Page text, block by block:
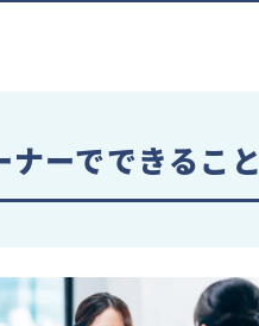
ナーでできること